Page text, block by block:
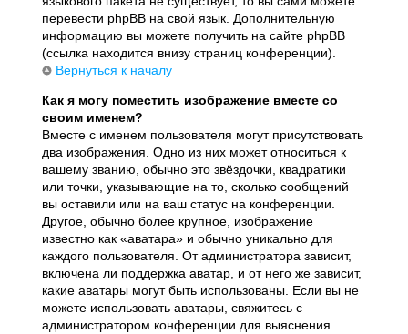
перевести phpBB на свой язык. Дополнительную
информацию вы можете получить на сайте phpBB
(ссылка находится внизу страниц конференции).
Вернуться к началу
Как я могу поместить изображение вместе со
своим именем?
Вместе с именем пользователя могут присутствовать
два изображения. Одно из них может относиться к
вашему званию, обычно это звёздочки, квадратики
или точки, указывающие на то, сколько сообщений
вы оставили или на ваш статус на конференции.
Другое, обычно более крупное, изображение
известно как «аватара» и обычно уникально для
каждого пользователя. От администратора зависит,
включена ли поддержка аватар, и от него же зависит,
какие аватары могут быть использованы. Если вы не
можете использовать аватары, свяжитесь с
администратором конференции для выяснения